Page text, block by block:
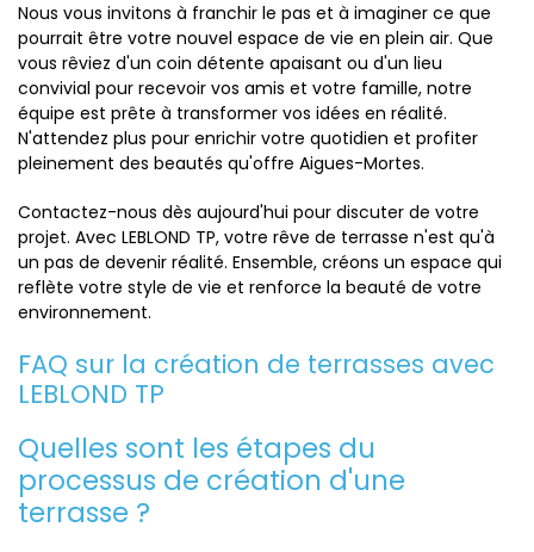
Nous vous invitons à franchir le pas et à imaginer ce que
pourrait être votre nouvel espace de vie en plein air. Que
vous rêviez d'un coin détente apaisant ou d'un lieu
convivial pour recevoir vos amis et votre famille, notre
équipe est prête à transformer vos idées en réalité.
N'attendez plus pour enrichir votre quotidien et profiter
pleinement des beautés qu'offre Aigues-Mortes.
Contactez-nous dès aujourd'hui pour discuter de votre
projet. Avec LEBLOND TP, votre rêve de terrasse n'est qu'à
un pas de devenir réalité. Ensemble, créons un espace qui
reflète votre style de vie et renforce la beauté de votre
environnement.
FAQ sur la création de terrasses avec
LEBLOND TP
Quelles sont les étapes du
processus de création d'une
terrasse ?